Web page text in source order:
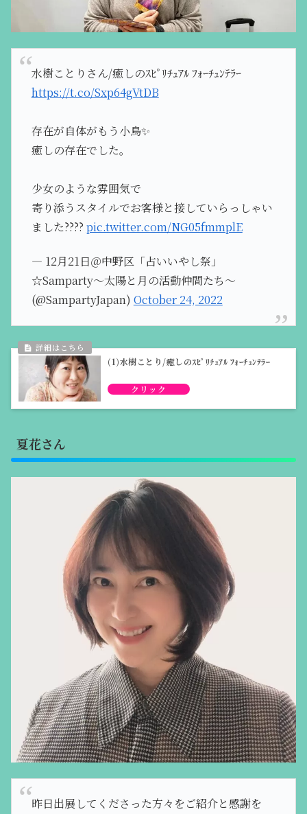
水樹ことりさん/癒しのｽﾋﾟﾘﾁｭｱﾙ ﾌｫｰﾁｭﾝﾃﾗｰ
https://t.co/Sxp64gVtDB
存在が自体がもう小鳥✨
癒しの存在でした。
少女のような雰囲気で
寄り添うスタイルでお客様と接していらっしゃい
ました???? pic.twitter.com/NG05fmmplE
— 12月21日＠中野区「占いいやし祭」
☆Samparty～太陽と月の活動仲間たち～
(@SampartyJapan) October 24, 2022
(1)水樹ことり/癒しのｽﾋﾟﾘﾁｭｱﾙ ﾌｫｰﾁｭﾝﾃﾗｰ
夏花さん
昨日出展してくださった方々をご紹介と感謝を